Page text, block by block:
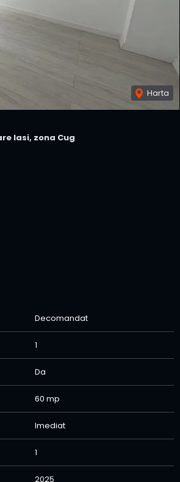
Harta
Iasi, zona Cug
te muta într-un apartament
Decomandat
1
Da
60 mp
Imediat
1
2025